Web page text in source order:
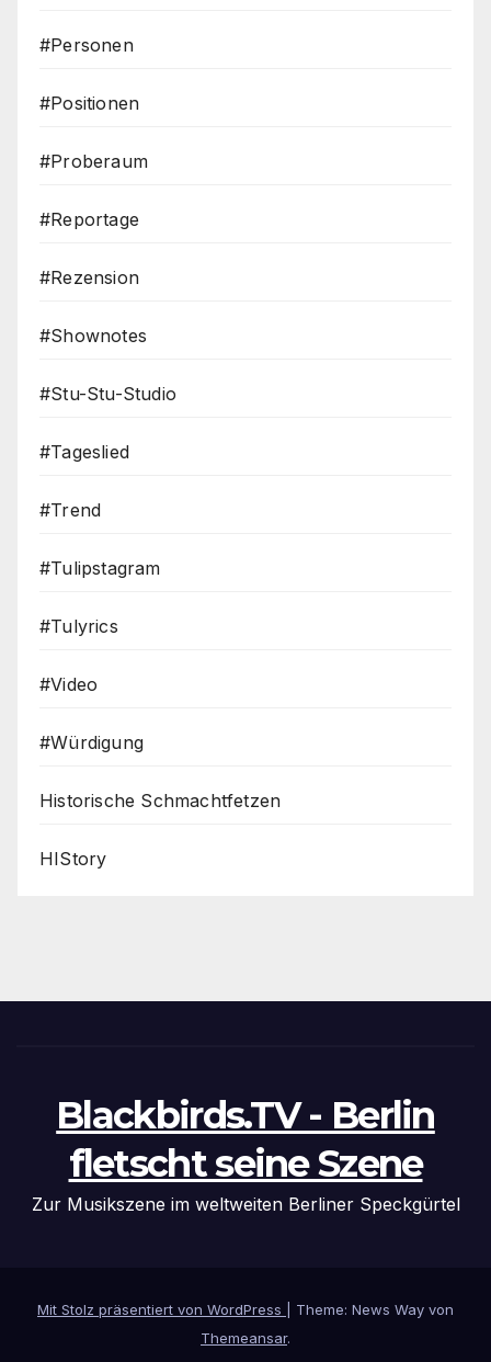
#Personen
#Positionen
#Proberaum
#Reportage
#Rezension
#Shownotes
#Stu-Stu-Studio
#Tageslied
#Trend
#Tulipstagram
#Tulyrics
#Video
#Würdigung
Historische Schmachtfetzen
HIStory
Blackbirds.TV - Berlin
fletscht seine Szene
Zur Musikszene im weltweiten Berliner Speckgürtel
Mit Stolz präsentiert von WordPress
Theme: News Way von
Themeansar.